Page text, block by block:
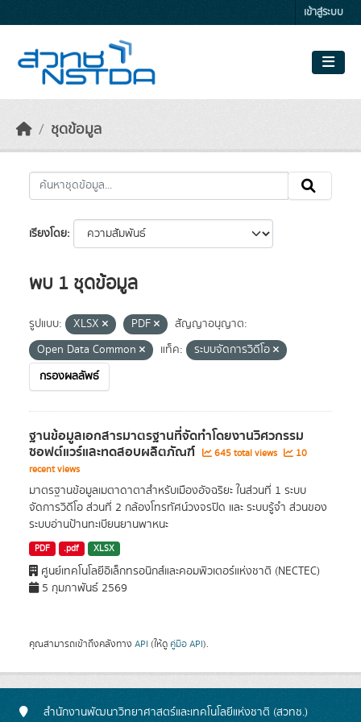
เข้าสู่ระบบ
ชุดข้อมูล
เรียงโดย
พบ 1 ชุดข้อมูล
รูปแบบ: XLSX PDF
สัญญาอนุญาต:
Open Data Common
แท็ค:
ระบบจัดการวิดีโอ
กรองผลลัพธ์
ฐานข้อมูลเอกสารมาตรฐานที่จัดทำโดยงานวิศวกรรม
ซอฟต์แวร์และทดสอบผลิตภัณฑ์ 645 total views
10
recent views
มาตรฐานข้อมูลเมตาดาตาสำหรับเมืองอัจฉริยะ ในส่วนที่ 1 ระบบ
จัดการวิดีโอ ส่วนที่ 2 กล้องโทรทัศน์วงจรปิด และ ระบบรู้จำ ส่วนของ
ระบบอ่านป้านทะเบียนยานพาหนะ
PDF .pdf XLSX
ศูนย์เทคโนโลยีอิเล็กทรอนิกส์และคอมพิวเตอร์แห่งชาติ (NECTEC)
5 กุมภาพันธ์ 2569
คุณสามารถเข้าถึงคลังทาง API (ให้ดู คู่มือ API).
สำนักงานพัฒนาวิทยาศาสตร์และเทคโนโลยีแห่งชาติ (สวทช.)